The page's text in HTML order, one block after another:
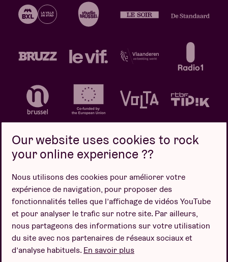
Politique de confidentialité
Politique de cookies
Conditions de vente
Design par
Our website uses cookies to rock
your online experience ??
Nous utilisons des cookies pour améliorer votre
expérience de navigation, pour proposer des
fonctionnalités telles que l’affichage de vidéos YouTube
et pour analyser le trafic sur notre site. Par ailleurs,
nous partageons des informations sur votre utilisation
du site avec nos partenaires de réseaux sociaux et
d’analyse habituels. En savoir plus